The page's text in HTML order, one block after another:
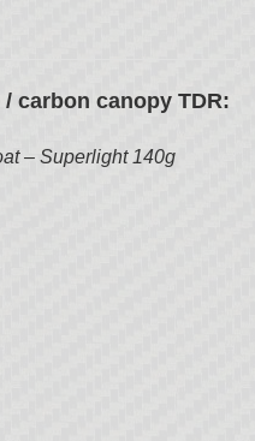
carbon canopy TDR:
– Superlight 140g